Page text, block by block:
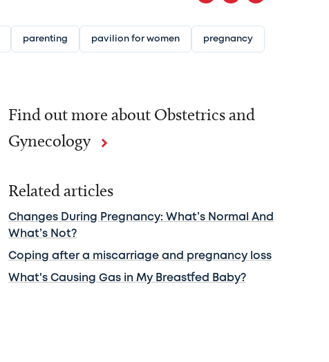
parenting pavilion for women pregnancy
Find out more about Obstetrics and
Gynecology
Related articles
Changes During Pregnancy: What’s Normal And
What’s Not?
Coping after a miscarriage and pregnancy loss
What's Causing Gas in My Breastfed Baby?